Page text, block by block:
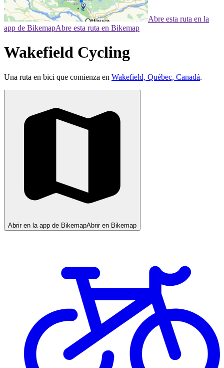
Abre esta ruta en la
app de BikemapAbre esta ruta en Bikemap
Wakefield Cycling
Una ruta en bici que comienza en Wakefield, Québec, Canadá.
Abrir en la app de BikemapAbrir en Bikemap